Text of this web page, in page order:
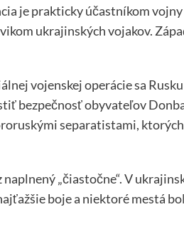
je prakticky účastníkom
ukrajinských vojakov.
vojenskej operácie sa
bezpečnosť obyvateľov
separatistami,
„čiastočne“. V
boje a niektoré mestá